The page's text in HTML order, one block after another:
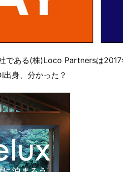
である(株)Loco Partnersは
出身、分かった？